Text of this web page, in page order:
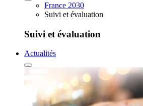
France 2030
Suivi et évaluation
Suivi et évaluation
Actualités